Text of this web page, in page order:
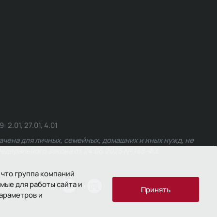
группа компаний
для работы сайта и
и
Принять
27.01, 4.01
для личных, семейных, домашних и иных нужд, не